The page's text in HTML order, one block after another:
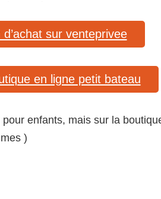
sur venteprivee
en ligne petit bateau
enfants, mais sur la
)